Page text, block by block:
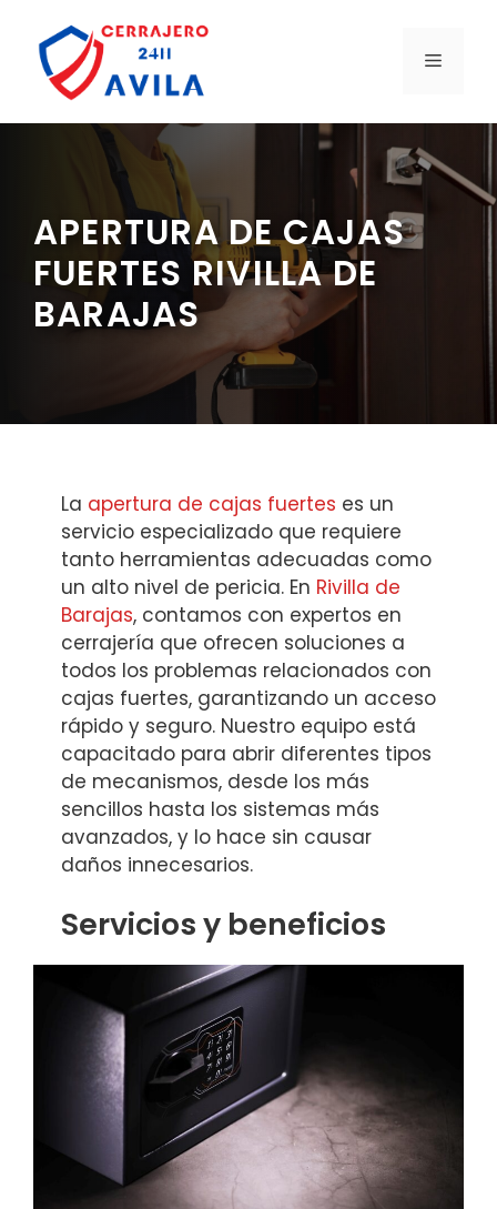
contenido
MENÚ
APERTURA DE CAJAS
FUERTES RIVILLA DE
BARAJAS
La apertura de cajas fuertes es un
servicio especializado que requiere
tanto herramientas adecuadas como
un alto nivel de pericia. En Rivilla de
Barajas, contamos con expertos en
cerrajería que ofrecen soluciones a
todos los problemas relacionados con
cajas fuertes, garantizando un acceso
rápido y seguro. Nuestro equipo está
capacitado para abrir diferentes tipos
de mecanismos, desde los más
sencillos hasta los sistemas más
avanzados, y lo hace sin causar
daños innecesarios.
Servicios y beneficios